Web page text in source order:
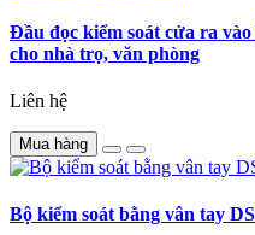
Đầu đọc kiểm soát cửa ra
cho nhà trọ, văn phòng
Liên hệ
Mua hàng
Bộ kiểm soát bằng vân tay